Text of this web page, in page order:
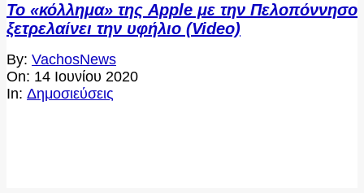
Το «κόλλημα» της Apple με την Πελοπόννησο
ξετρελαίνει την υφήλιο (Video)
2020-
06-
14
By: VachosNews
On: 14 Ιουνίου 2020
In: Δημοσιεύσεις